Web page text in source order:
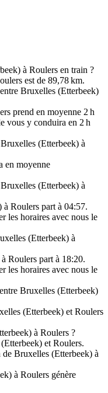
à Roulers en train ?
est de 89,78 km.
Bruxelles (Etterbeek)
prend en moyenne 2 h
vous y conduira en 2 h
(Etterbeek) à
en moyenne
(Etterbeek) à
Roulers part à 04:57.
les horaires avec nous le
(Etterbeek) à
Roulers part à 18:20.
les horaires avec nous le
Bruxelles (Etterbeek)
(Etterbeek) et Roulers
à Roulers ?
et Roulers.
Bruxelles (Etterbeek) à
à Roulers génère